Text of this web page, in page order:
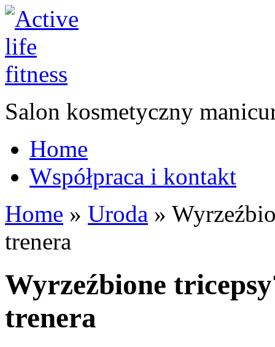
Salon kosmetyczny
Home
Współpraca i kontakt
Home » Uroda »
trenera
Wyrzeźbione
trenera